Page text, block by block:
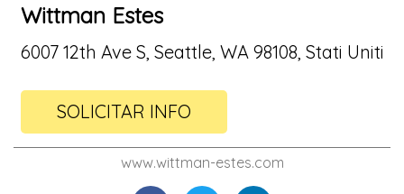
Wittman Estes
6007 12th Ave S, Seattle, WA 98108, Stati Uniti
SOLICITAR INFO
www.wittman-estes.com